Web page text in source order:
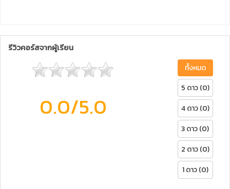
รีวิวคอร์สจากผู้เรียน
0.0/5.0
ทั้งหมด
5 ดาว (0)
4 ดาว (0)
3 ดาว (0)
2 ดาว (0)
1 ดาว (0)